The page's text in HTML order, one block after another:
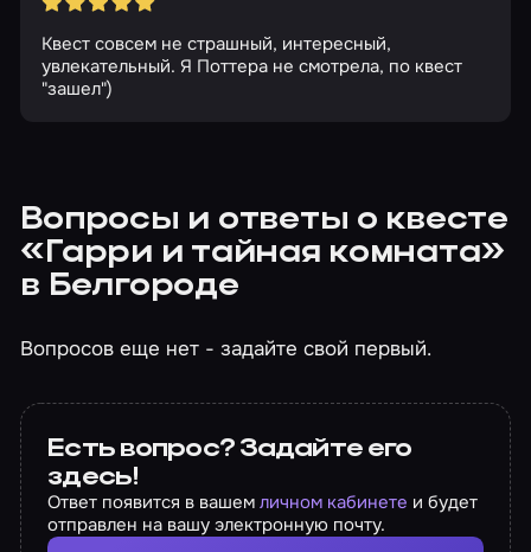
Квест совсем не страшный, интересный,
увлекательный. Я Поттера не смотрела, по квест
"зашел")
Вопросы и ответы о квесте
«Гарри и тайная комната»
в Белгороде
Вопросов еще нет - задайте свой первый.
Есть вопрос? Задайте его
здесь!
Ответ появится в вашемличном кабинете и будет
отправлен на вашу электронную почту.